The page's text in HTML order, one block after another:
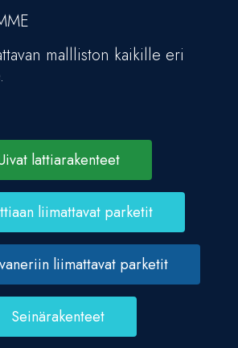
mallliston kaikille eri
lattiarakenteet
liimattavat parketit
liimattavat parketit
Seinärakenteet